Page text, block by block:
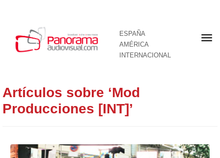
ESPAÑA
AMÉRICA
INTERNACIONAL
Artículos sobre ‘Mod
Producciones [INT]’